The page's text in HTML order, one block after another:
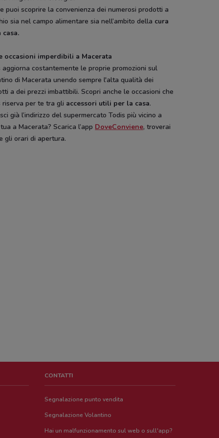
Eccomi Leroy Merlin Arcaplanet
puoi scoprire la convenienza dei numerosi prodotti a
sia nel campo alimentare sia nell’ambito della cura
occasioni imperdibili a Macerata
aggiorna costantemente le proprie promozioni sul
di Macerata unendo sempre l'alta qualità dei
a dei prezzi imbattibili. Scopri anche le occasioni che
riserva per te tra gli accessori utili per la casa.
già l’indirizzo del supermercato Todis più vicino a
a Macerata? Scarica l’app DoveConviene, troverai
gli orari di apertura.
CONTATTI
Segnalazione punto vendita
Segnalazione Volantino
Hai un malfunzionamento sul web o sull'app?